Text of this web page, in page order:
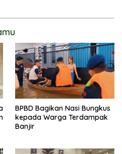
BPBD Bagikan Nasi Bungkus
kepada Warga Terdampak
Banjir